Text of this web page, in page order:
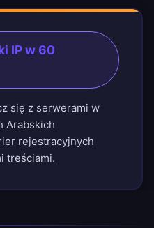
IP w 60
się z serwerami w
Arabskich
rejestracyjnych
treściami.